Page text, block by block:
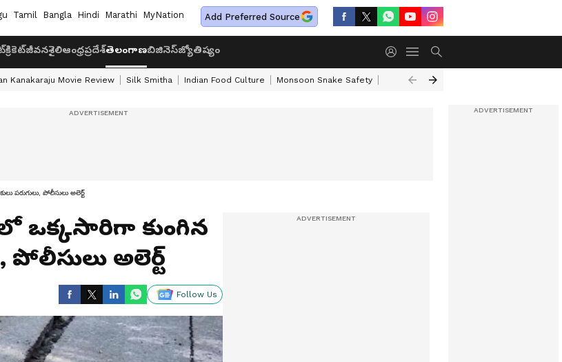
Tamil Bangla Hindi Marathi MyNation Add Preferred Source
క్రికెట్జీవనశైలిఆంధ్రప్రదేశ్తెలంగాణబిజినెస్జ్యోతిష్యం
Kanakaraju Movie Review Silk Smitha Indian Food Culture Monsoon Snake Safety Akkineni Nageswara Rao
పరుగులు, పోలీసులు అలెర్ట్
కుంగిన
పోలీసులు అలెర్ట్
Follow Us